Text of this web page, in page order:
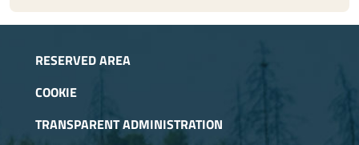
RESERVED AREA
COOKIE
TRANSPARENT ADMINISTRATION